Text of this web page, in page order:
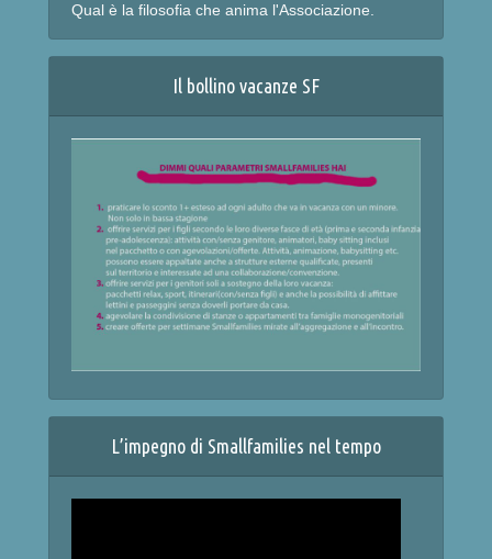
Qual è la filosofia che anima l'Associazione.
Il bollino vacanze SF
L’impegno di Smallfamilies nel tempo